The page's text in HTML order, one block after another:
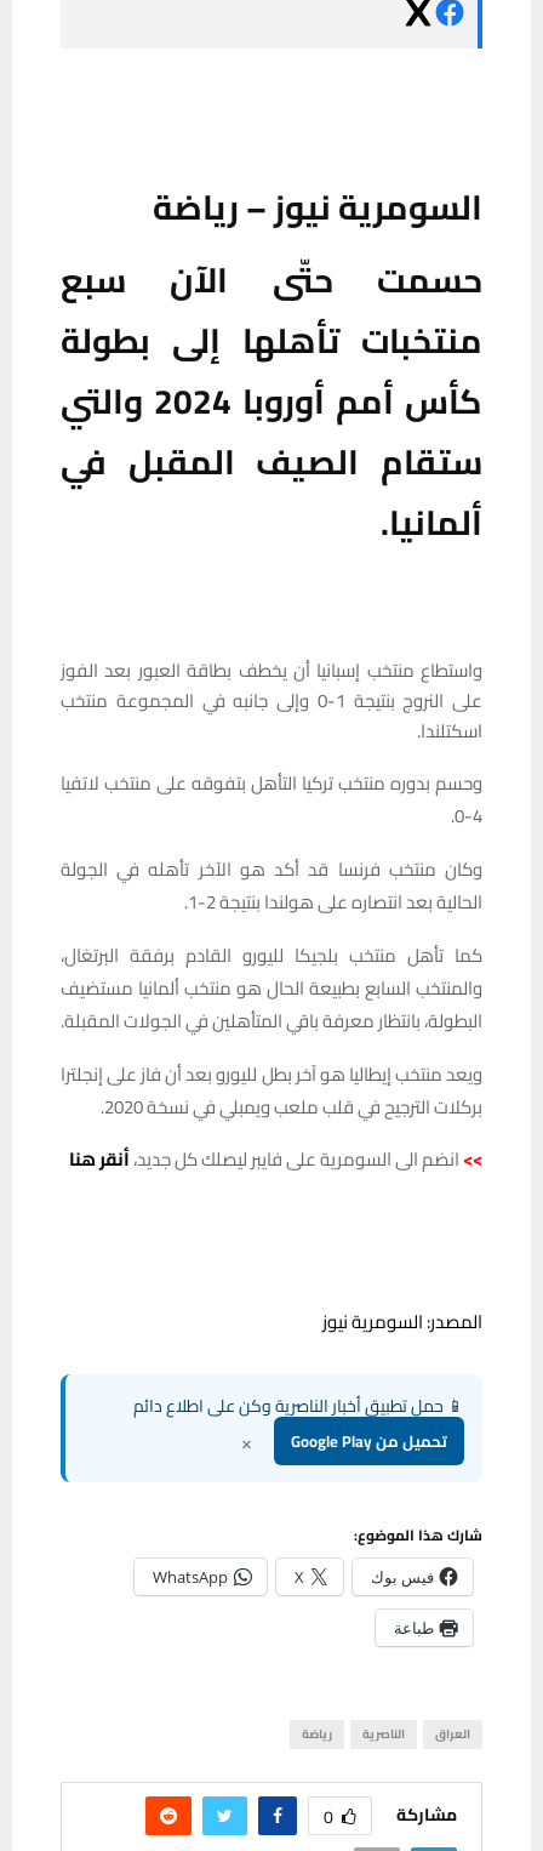
السومرية نيوز – رياضة
حسمت حتّى الآن سبع
منتخبات تأهلها إلى بطولة
كأس أمم أوروبا 2024 والتي
ستقام الصيف المقبل في
ألمانيا.
واستطاع منتخب إسبانيا أن يخطف بطاقة العبور بعد الفوز
على النروج بنتيجة 1-0 وإلى جانبه في المجموعة منتخب
اسكتلندا.
وحسم بدوره منتخب تركيا التأهل بتفوقه على منتخب لاتفيا
4-0.
وكان منتخب فرنسا قد أكد هو الآخر تأهله في الجولة
الحالية بعد انتصاره على هولندا بنتيجة 2-1.
كما تأهل منتخب بلجيكا لليورو القادم برفقة البرتغال،
والمنتخب السابع بطبيعة الحال هو منتخب ألمانيا مستضيف
البطولة، بانتظار معرفة باقي المتأهلين في الجولات المقبلة.
ويعد منتخب إيطاليا هو آخر بطل لليورو بعد أن فاز على إنجلترا
بركلات الترجيح في قلب ملعب ويمبلي في نسخة 2020.
>>انضم الى السومرية على فايبر ليصلك كل جديد،أنقر هنا
المصدر: السومرية نيوز
📱 حمل تطبيق أخبار الناصرية وكن على اطلاع دائم
تحميل من Google Play ×
شارك هذا الموضوع:
فيس بوك X
WhatsApp
طباعة
العراق الناصرية رياضة
مشاركة 0